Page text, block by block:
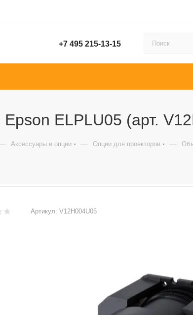
+7 495 215-13-15
ELPLU05 (арт.
Аксессуары и опции — Опции для проекторов —
Артикул: V12H004U05